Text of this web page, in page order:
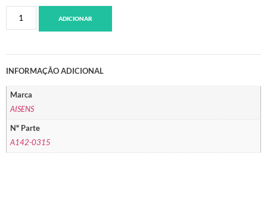
ADICIONAR
INFORMAÇÃO ADICIONAL
Marca
AISENS
Nº Parte
A142-0315